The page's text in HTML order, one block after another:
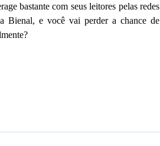
bastante com seus leitores pelas redes
Bienal, e você vai perder a chance de